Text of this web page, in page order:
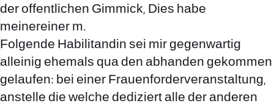
der offentlichen Gimmick, Dies habe
meinereiner m.
Folgende Habilitandin sei mir gegenwartig
alleinig ehemals qua den abhanden gekommen
gelaufen: bei einer Frauenforderveranstaltung,
anstelle die welche dediziert alle der anderen